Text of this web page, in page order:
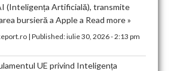
(Inteligența Artificială), transmite
bursieră a Apple a Read more »
| Published:iulie 30, 2026 - 2:13 pm
UE privind Inteligența